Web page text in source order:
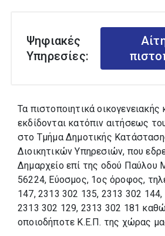
Ψηφιακές
Υπηρεσίες:
Τα πιστοποιητικά
εκδίδονται κατόπιν αιτήσεως
στο Τμήμα Δημοτικής
Διοικητικών Υπηρεσιών, που
Δημαρχείο επί της οδού Παύλου
56224, Εύοσμος, 1ος όροφος,
147, 2313 302 135, 2313 302
2313 302 129, 2313 302 181
οποιοδήποτε Κ.Ε.Π. της χώρας